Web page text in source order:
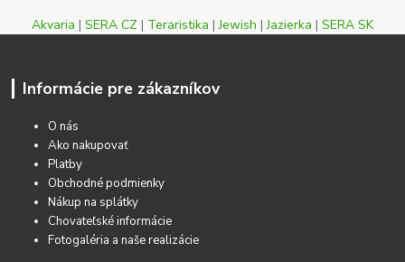
Akvaria | SERA CZ | Teraristika |Jewish |Jazierka | SERA SK
Informácie pre zákazníkov
O nás
Ako nakupovať
Platby
Obchodné podmienky
Nákup na splátky
Chovateľské informácie
Fotogaléria a naše realizácie